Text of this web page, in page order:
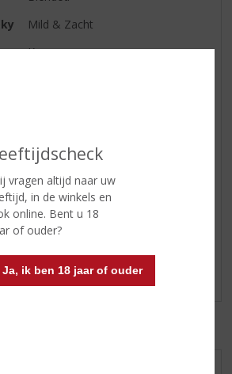
vragen altijd naar uw
in de winkels en
online. Bent u 18
of ouder?
Ja, ik ben 18 jaar of ouder
Mild & Zacht
Koper
fuit heerlijk blijft hangen.
geplaatst voor dit product